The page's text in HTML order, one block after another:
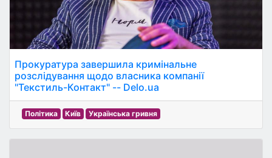
Прокуратура завершила кримінальне
розслідування щодо власника компанії
"Текстиль-Контакт" -- Delo.ua
Політика Київ Українська гривня